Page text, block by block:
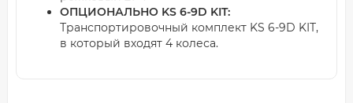
ОПЦИОНАЛЬНО KS 6-9D KIT:
Транспортировочный комплект KS 6-9D KIT,
в который входят 4 колеса.